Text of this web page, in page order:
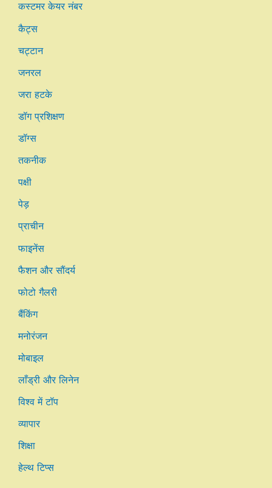
कस्टमर केयर नंबर
कैट्स
चट्टान
जनरल
जरा हटके
डॉग प्रशिक्षण
डॉग्स
तकनीक
पक्षी
पेड़
प्राचीन
फाइनेंस
फैशन और सौंदर्य
फोटो गैलरी
बैंकिंग
मनोरंजन
मोबाइल
लाँड्री और लिनेन
विश्व में टॉप
व्यापार
शिक्षा
हेल्थ टिप्स